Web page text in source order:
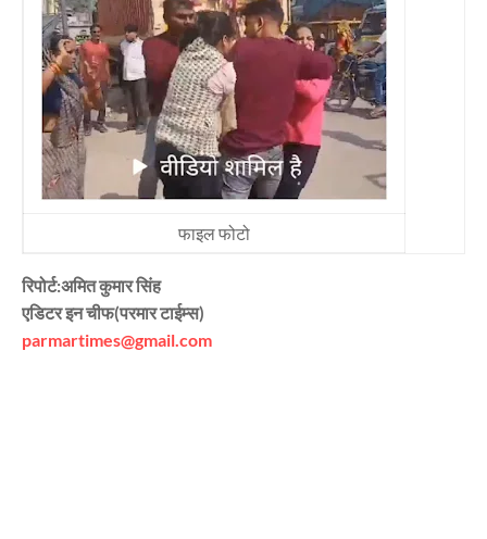
फाइल फोटो
रिपोर्ट:अमित कुमार सिंह
एडिटर इन चीफ(परमार टाईम्स)
parmartimes@gmail.com